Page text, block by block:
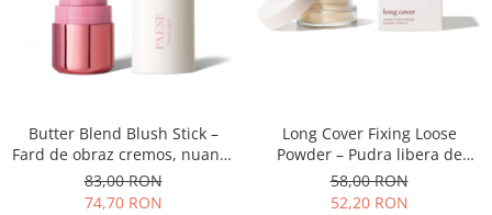
Butter Blend Blush Stick –
Fard de obraz cremos, nuanta
01 PEONY - 6G
83,00 RON
74,70 RON
Long Cover Fixing Loose
Powder – Pudra libera de
fixare
58,00 RON
52,20 RON